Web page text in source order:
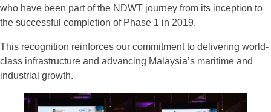
who have been part of the NDWT journey from its inception to
the successful completion of Phase 1 in 2019.
This recognition reinforces our commitment to delivering world-
class infrastructure and advancing Malaysia’s maritime and
industrial growth.